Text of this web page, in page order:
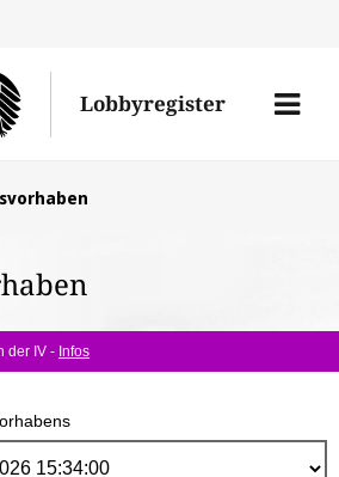
Lobbyregister
Menü
der IV - Infos